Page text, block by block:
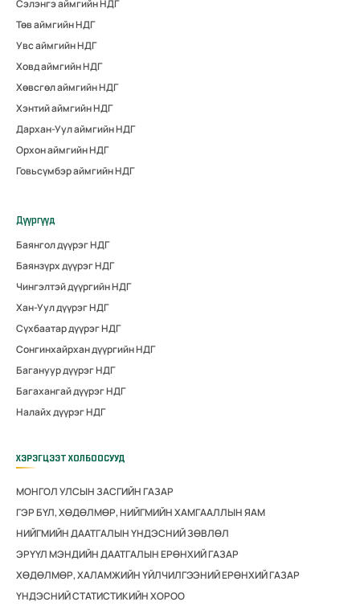
Сэлэнгэ аймгийн НДГ
Төв аймгийн НДГ
Увс аймгийн НДГ
Ховд аймгийн НДГ
Хөвсгөл аймгийн НДГ
Хэнтий аймгийн НДГ
Дархан-Уул аймгийн НДГ
Орхон аймгийн НДГ
Говьсүмбэр аймгийн НДГ
Дүүргүүд
Баянгол дүүрэг НДГ
Баянзүрх дүүрэг НДГ
Чингэлтэй дүүргийн НДГ
Хан-Уул дүүрэг НДГ
Сүхбаатар дүүрэг НДГ
Сонгинхайрхан дүүргийн НДГ
Багануур дүүрэг НДГ
Багахангай дүүрэг НДГ
Налайх дүүрэг НДГ
ХЭРЭГЦЭЭТ ХОЛБООСУУД
МОНГОЛ УЛСЫН ЗАСГИЙН ГАЗАР
ГЭР БҮЛ, ХӨДӨЛМӨР, НИЙГМИЙН ХАМГААЛЛЫН ЯАМ
НИЙГМИЙН ДААТГАЛЫН ҮНДЭСНИЙ ЗӨВЛӨЛ
ЭРҮҮЛ МЭНДИЙН ДААТГАЛЫН ЕРӨНХИЙ ГАЗАР
ХӨДӨЛМӨР, ХАЛАМЖИЙН ҮЙЛЧИЛГЭЭНИЙ ЕРӨНХИЙ ГАЗАР
ҮНДЭСНИЙ СТАТИСТИКИЙН ХОРОО